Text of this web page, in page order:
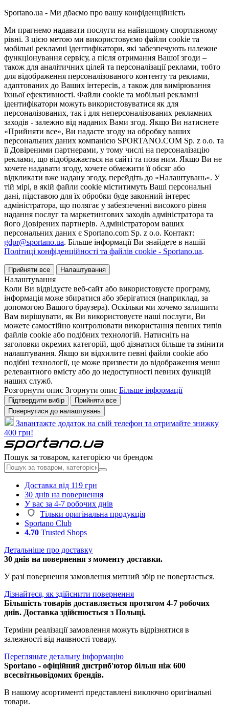
Sportano.ua - Ми дбаємо про вашу конфіденційність
Ми прагнемо надавати послуги на найвищому спортивному
рівні. З цією метою ми використовуємо файли cookie та
мобільні рекламні ідентифікатори, які забезпечують належне
функціонування сервісу, а після отримання Вашої згоди –
також для аналітичних цілей та персоналізації реклами, тобто
для відображення персоналізованого контенту та реклами,
адаптованих до Ваших інтересів, а також для вимірювання
їхньої ефективності. Файли cookie та мобільні рекламні
ідентифікатори можуть використовуватися як для
персоналізованих, так і для неперсоналізованих рекламних
заходів - залежно від наданих Вами згод. Якщо Ви натиснете
«Прийняти все», Ви надасте згоду на обробку ваших
персональних даних компанією SPORTANO.COM Sp. z o.o. та
її Довіреними партнерами, у тому числі на персоналізацію
реклами, що відображається на сайті та поза ним. Якщо Ви не
хочете надавати згоду, хочете обмежити її обсяг або
відкликати вже надану згоду, перейдіть до «Налаштувань». У
тій мірі, в якій файли cookie міститимуть Ваші персональні
дані, підставою для їх обробки буде законний інтерес
адміністратора, що полягає у забезпеченні високого рівня
надання послуг та маркетингових заходів адміністратора та
його Довірених партнерів. Адміністратором ваших
персональних даних є Sportano.com Sp. z o.o. Контакт:
gdpr@sportano.ua. Більше інформації Ви знайдете в нашій
Політиці конфіденційності та файлів cookie - Sportano.ua.
Прийняти все Налаштування
Налаштування
Коли Ви відвідуєте веб-сайт або використовуєте програму,
інформація може збиратися або зберігатися (наприклад, за
допомогою Вашого браузера). Оскільки ми хочемо залишити
Вам вирішувати, як Ви використовуєте наші послуги, Ви
можете самостійно контролювати використання певних типів
файлів cookie або подібних технологій. Натисніть на
заголовки окремих категорій, щоб дізнатися більше та змінити
налаштування. Якщо ви відхилите певні файли cookie або
подібні технології, це може призвести до відображення менш
релевантного вмісту або до недоступності певних функцій
наших служб.
Розгорнути опис Згорнути опис Більше інформації
Підтвердити вибір
Прийняти все
Повернутися до налаштувань
Завантажте додаток на свій телефон та отримайте знижку
400 грн!
Пошук за товаром, категорією чи брендом
Доставка від 119 грн
30 днів на повернення
У вас за 4-7 робочих днів
Тільки оригінальна продукція
Sportano Club
4.70 Trusted Shops
Детальніше про доставку
30 днів на повернення з моменту доставки.
У разі повернення замовлення митний збір не повертається.
Дізнайтеся, як здійснити повернення
Більшість товарів доставляється протягом 4-7 робочих
днів. Доставка здійснюється з Польщі.
Терміни реалізації замовлення можуть відрізнятися в
залежності від наявності товару.
Перегляньте детальну інформацію
Sportano - офіційний дистриб'ютор більш ніж 600
всесвітньовідомих брендів.
В нашому асортименті представлені виключно оригінальні
товари.